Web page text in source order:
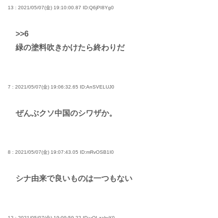
13 : 2021/05/07(金) 19:10:00.87 ID:Q6jPI8Yg0
>>6
緑の塗料吹きかけたら終わりだ
7 : 2021/05/07(金) 19:06:32.65 ID:AnSVELUJ0
ぜんぶクソ中国のシワザか。
8 : 2021/05/07(金) 19:07:43.05 ID:mRvOSB1I0
シナ由来で良いものは一つもない